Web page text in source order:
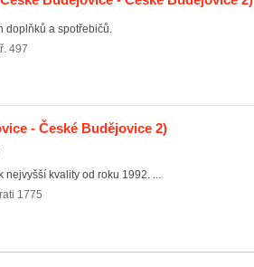
doplňků a spotřebičů.
497
- České Budějovice 2)
nejvyšší kvality od roku 1992. ...
1775